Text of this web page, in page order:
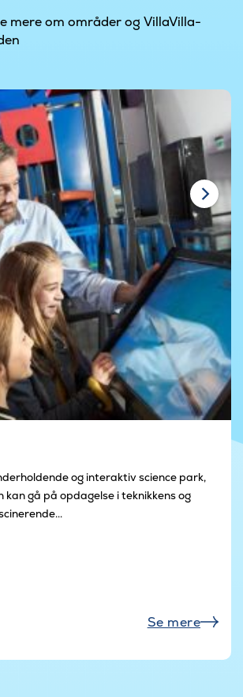
mere om områder og VillaVilla-
og interaktiv science park,
kan gå på opdagelse i teknikkens og
Se mere